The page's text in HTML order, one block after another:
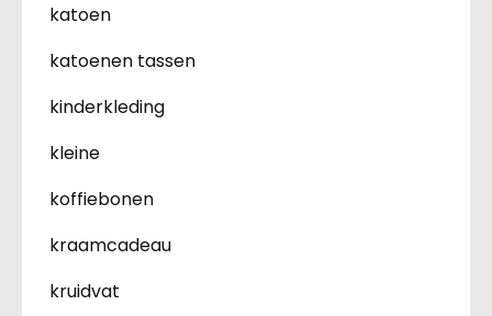
katoen
katoenen tassen
kinderkleding
kleine
koffiebonen
kraamcadeau
kruidvat